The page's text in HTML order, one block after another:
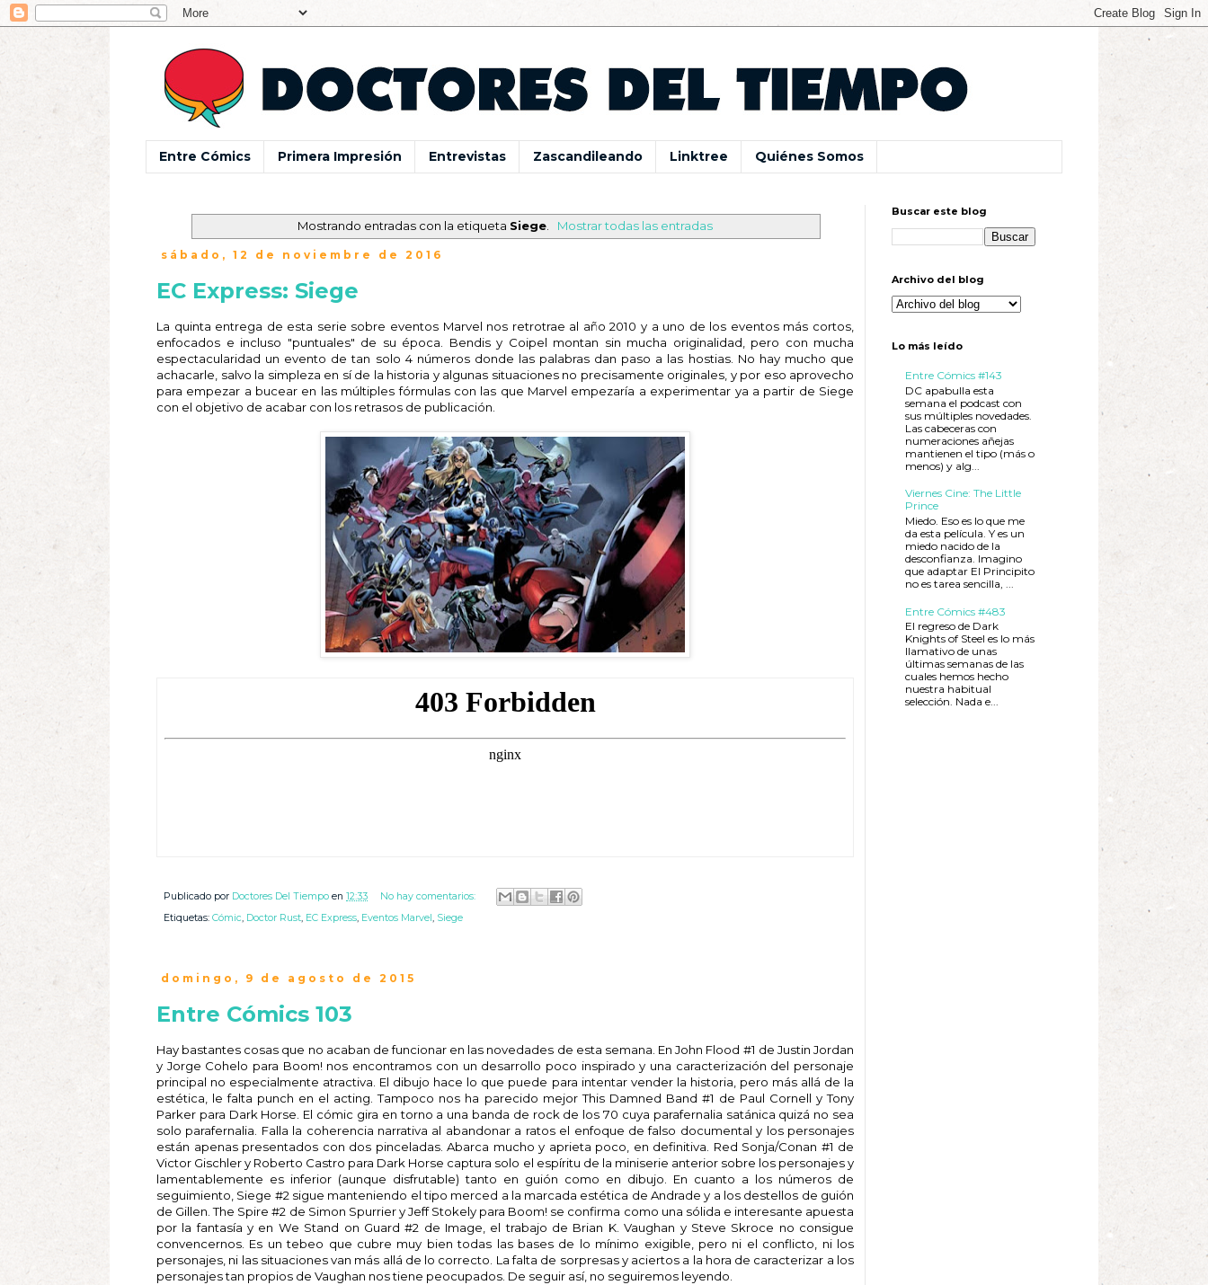
Entre Cómics Primera Impresión Entrevistas Zascandileando Linktree Quiénes Somos
Mostrando entradas con la etiqueta Siege Mostrar todas las entradas
sábado, 12 de noviembre de 2016
EC Express: Siege
La quinta entrega de esta serie sobre eventos Marvel nos retrotrae al año 2010 y a uno de los eventos más cortos,
enfocados e incluso "puntuales" de su época. Bendis y Coipel montan sin mucha originalidad, pero con mucha
espectacularidad un evento de tan solo 4 números donde las palabras dan paso a las hostias. No hay mucho que
achacarle, salvo la simpleza en sí de la historia y algunas situaciones no precisamente originales, y por eso aprovecho
para empezar a bucear en las múltiples fórmulas con las que Marvel empezaría a experimentar ya a partir de Siege
con el objetivo de acabar con los retrasos de publicación.
Publicado por Doctores Del Tiempo en 12:33
No hay comentarios:
Etiquetas: Cómic, Doctor Rust, EC Express, Eventos Marvel , Siege
domingo, 9 de agosto de 2015
Entre Cómics 103
Hay bastantes cosas que no acaban de funcionar en las novedades de esta semana. En John Flood #1 de Justin Jordan
y Jorge Cohelo para Boom! nos encontramos con un desarrollo poco inspirado y una caracterización del personaje
principal no especialmente atractiva. El dibujo hace lo que puede para intentar vender la historia, pero más allá de la
estética, le falta punch en el acting. Tampoco nos ha parecido mejor This Damned Band #1 de Paul Cornell y Tony
Parker para Dark Horse. El cómic gira en torno a una banda de rock de los 70 cuya parafernalia satánica quizá no sea
solo parafernalia. Falla la coherencia narrativa al abandonar a ratos el enfoque de falso documental y los personajes
están apenas presentados con dos pinceladas. Abarca mucho y aprieta poco, en definitiva. Red Sonja/Conan #1 de
Victor Gischler y Roberto Castro para Dark Horse captura solo el espíritu de la miniserie anterior sobre los personajes y
lamentablemente es inferior (aunque disfrutable) tanto en guión como en dibujo. En cuanto a los números de
seguimiento, Siege #2 sigue manteniendo el tipo merced a la marcada estética de Andrade y a los destellos de guión
de Gillen. The Spire #2 de Simon Spurrier y Jeff Stokely para Boom! se confirma como una sólida e interesante apuesta
por la fantasía y en We Stand on Guard #2 de Image, el trabajo de Brian K. Vaughan y Steve Skroce no consigue
convencernos. Es un tebeo que cubre muy bien todas las bases de lo mínimo exigible, pero ni el conflicto, ni los
personajes, ni las situaciones van más allá de lo correcto. La falta de sorpresas y aciertos a la hora de caracterizar a los
personajes tan propios de Vaughan nos tiene peocupados. De seguir así, no seguiremos leyendo.
Buscar este blog
Archivo del blog
Lo más leído
Entre Cómics #143
DC apabulla esta
semana el podcast con
sus múltiples novedades.
Las cabeceras con
numeraciones añejas
mantienen el tipo (más o
menos) y alg...
Viernes Cine: The Little
Prince
Miedo. Eso es lo que me
da esta película. Y es un
miedo nacido de la
desconfianza. Imagino
que adaptar El Principito
no es tarea sencilla, ...
Entre Cómics #483
El regreso de Dark
Knights of Steel es lo más
llamativo de unas
últimas semanas de las
cuales hemos hecho
nuestra habitual
selección. Nada e...